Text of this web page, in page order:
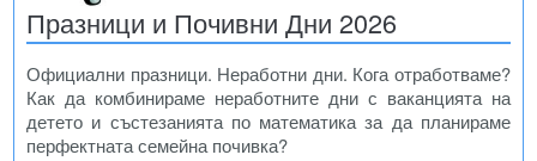
Празници и Почивни Дни 2026
Официални празници. Неработни дни. Кога отработваме?
Как да комбинираме неработните дни с ваканцията на
детето и състезанията по математика за да планираме
перфектната семейна почивка?